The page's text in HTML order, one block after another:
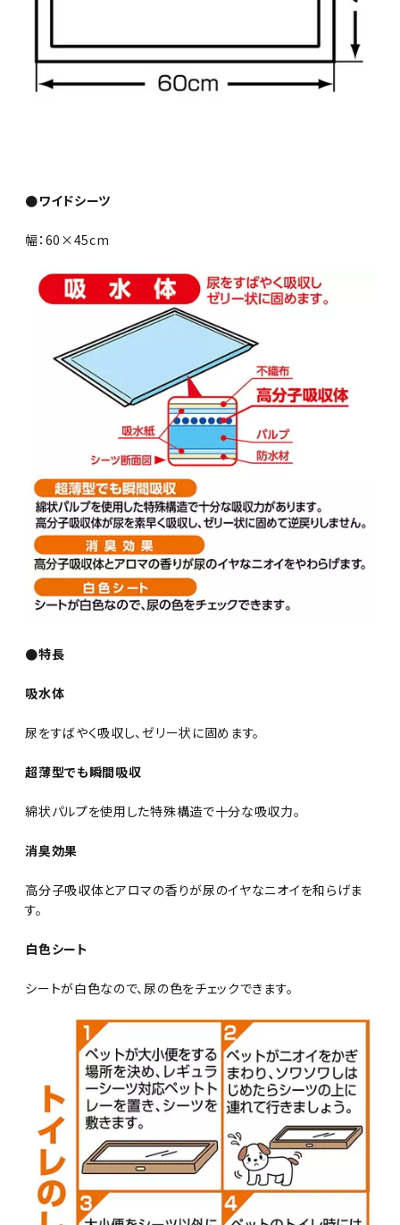
●ワイドシーツ
幅：60×45cm
●特長
吸水体
尿をすばやく吸収し、ゼリー状に固めます。
超薄型でも瞬間吸収
綿状パルプを使用した特殊構造で十分な吸収力。
消臭効果
高分子吸収体とアロマの香りが尿のイヤなニオイを和らげま
す。
白色シート
シートが白色なので、尿の色をチェックできます。